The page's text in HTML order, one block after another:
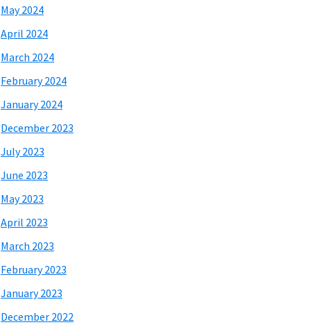
May 2024
April 2024
March 2024
February 2024
January 2024
December 2023
July 2023
June 2023
May 2023
April 2023
March 2023
February 2023
January 2023
December 2022